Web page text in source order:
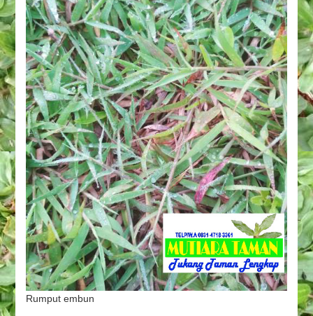
Rumput embun